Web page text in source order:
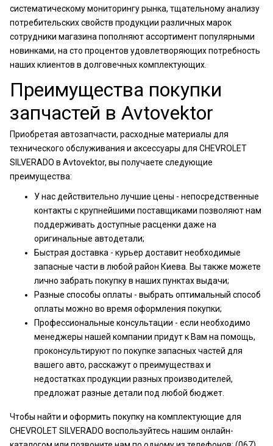
систематическому мониторингу рынка, тщательному анализу
потребительских свойств продукции различных марок
сотрудники магазина пополняют ассортимент популярными
новинками, на сто процентов удовлетворяющих потребность
наших клиентов в долговечных комплектующих.
Преимущества покупки
запчастей в Avtovektor
Приобретая автозапчасти, расходные материалы для
технического обслуживания и аксессуары для CHEVROLET
SILVERADO в Avtovektor, вы получаете следующие
преимущества:
У нас действительно лучшие цены - непосредственные
контакты с крупнейшими поставщиками позволяют нам
поддерживать доступные расценки даже на
оригинальные автодетали;
Быстрая доставка - курьер доставит необходимые
запасные части в любой район Киева. Вы также можете
лично забрать покупку в наших пунктах выдачи;
Разные способы оплаты - выбрать оптимальный способ
оплаты можно во время оформления покупки;
Профессиональные консультации - если необходимо
менеджеры нашей компании придут к Вам на помощь,
проконсультируют по покупке запасных частей для
вашего авто, расскажут о преимуществах и
недостатках продукции разных производителей,
предложат разные детали под любой бюджет.
Чтобы найти и оформить покупку на комплектующие для
CHEVROLET SILVERADO воспользуйтесь нашим онлайн-